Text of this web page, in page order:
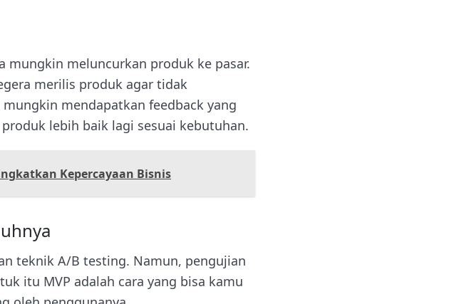
mungkin meluncurkan produk ke pasar.
merilis produk agar tidak
mendapatkan feedback yang
lebih baik lagi sesuai kebutuhan.
Kepercayaan Bisnis
teknik A/B testing. Namun, pengujian
itu MVP adalah cara yang bisa kamu